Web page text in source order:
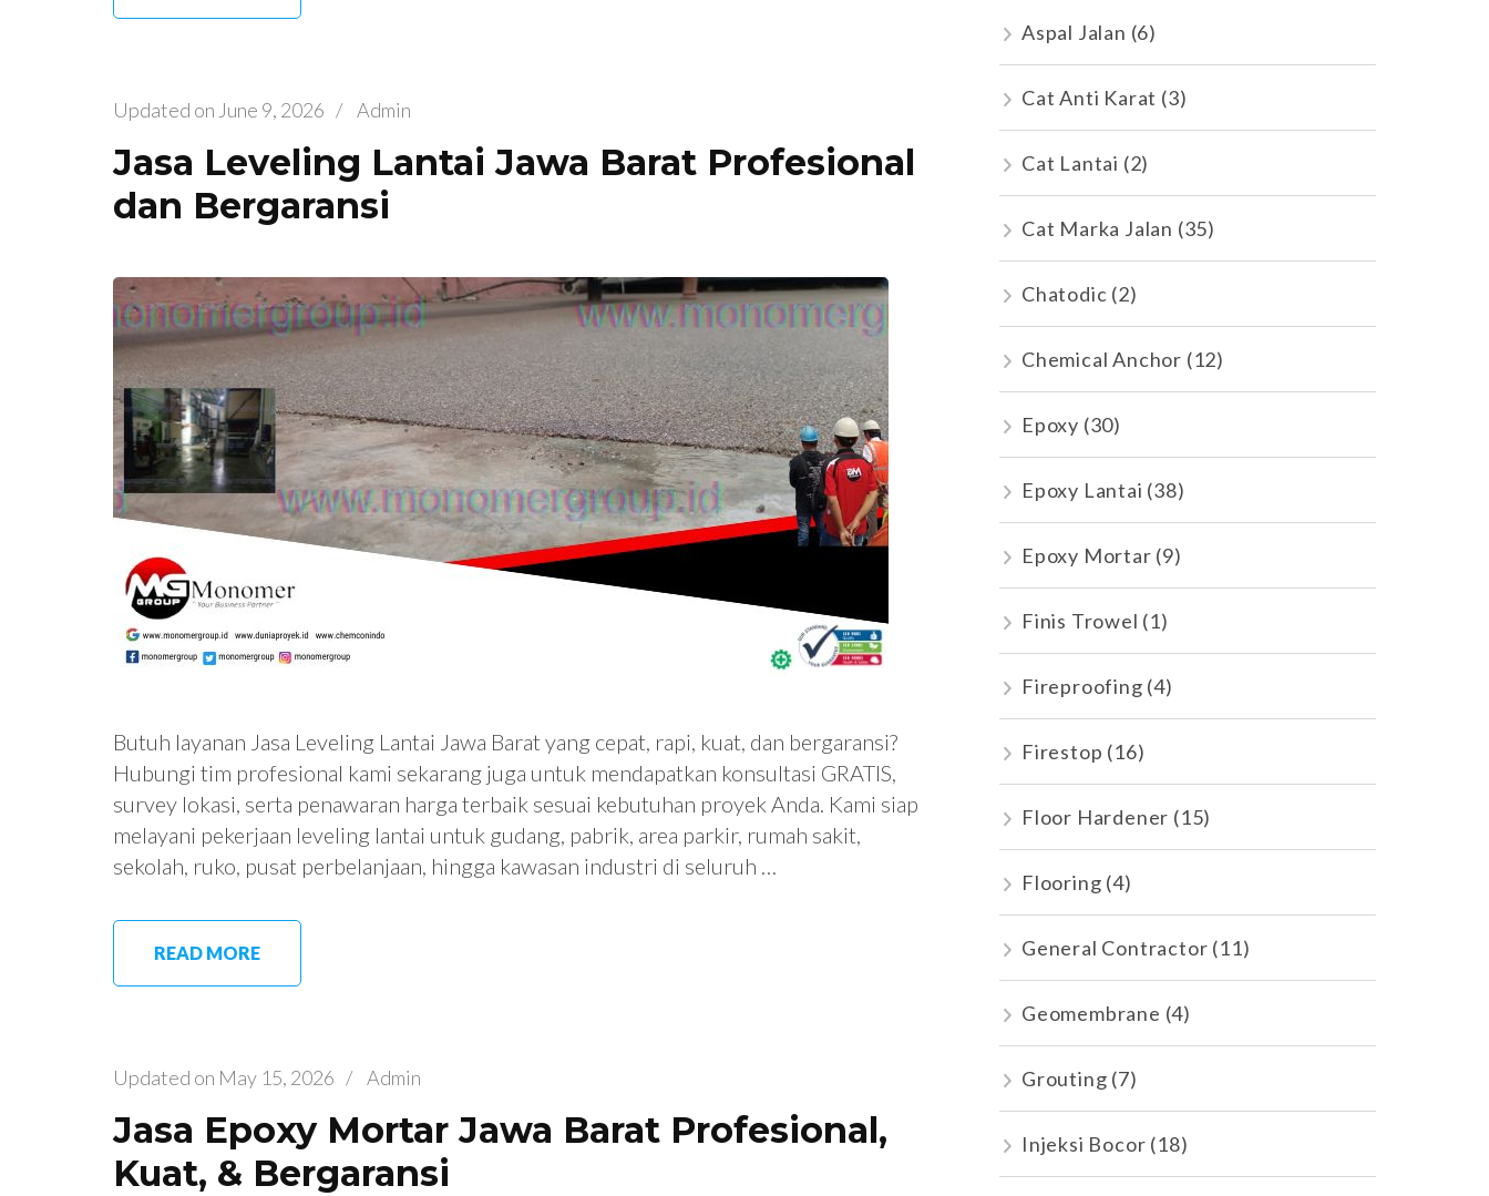
Updated on June 9, 2026 / Admin
Jasa Leveling Lantai Jawa Barat Profesional
dan Bergaransi
Butuh layanan Jasa Leveling Lantai Jawa Barat yang cepat, rapi, kuat, dan bergaransi?
Hubungi tim profesional kami sekarang juga untuk mendapatkan konsultasi GRATIS,
survey lokasi, serta penawaran harga terbaik sesuai kebutuhan proyek Anda. Kami siap
melayani pekerjaan leveling lantai untuk gudang, pabrik, area parkir, rumah sakit,
sekolah, ruko, pusat perbelanjaan, hingga kawasan industri di seluruh …
READ MORE
Updated on May 15, 2026 / Admin
Jasa Epoxy Mortar Jawa Barat Profesional,
Kuat, & Bergaransi
Aspal Jalan (6)
Cat Anti Karat (3)
Cat Lantai (2)
Cat Marka Jalan (35)
Chatodic (2)
Chemical Anchor (12)
Epoxy (30)
Epoxy Lantai (38)
Epoxy Mortar (9)
Finis Trowel (1)
Fireproofing (4)
Firestop (16)
Floor Hardener (15)
Flooring (4)
General Contractor (11)
Geomembrane (4)
Grouting (7)
Injeksi Bocor (18)